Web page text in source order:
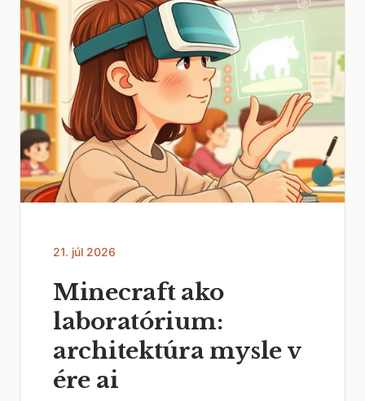
21. júl 2026
Minecraft ako
laboratórium:
architektúra mysle v
ére ai